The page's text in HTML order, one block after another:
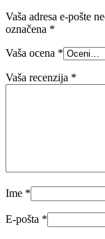
Vaša adresa e-pošte
označena *
Vaša ocena *
Vaša recenzija *
Ime *
E-pošta *